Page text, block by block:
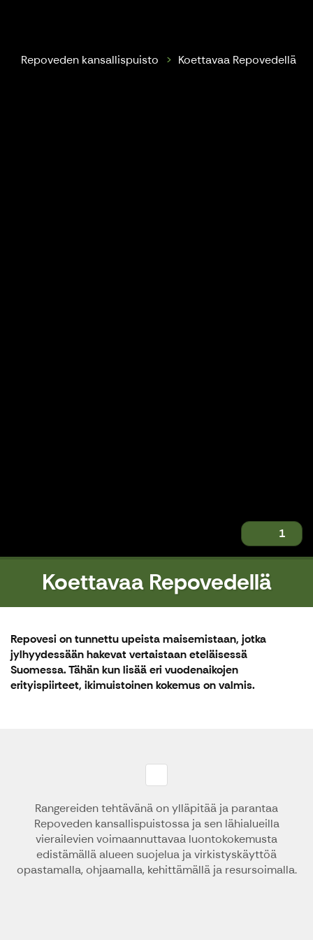
Repoveden kansallispuisto Koettavaa Repovedellä
1
Koettavaa Repovedellä
Repovesi on tunnettu upeista maisemistaan, jotka
jylhyydessään hakevat vertaistaan eteläisessä
Suomessa. Tähän kun lisää eri vuodenaikojen
erityispiirteet, ikimuistoinen kokemus on valmis.
Rangereiden tehtävänä on ylläpitää ja parantaa
Repoveden kansallispuistossa ja sen lähialueilla
vierailevien voimaannuttavaa luontokokemusta
edistämällä alueen suojelua ja virkistyskäyttöä
opastamalla, ohjaamalla, kehittämällä ja resursoimalla.